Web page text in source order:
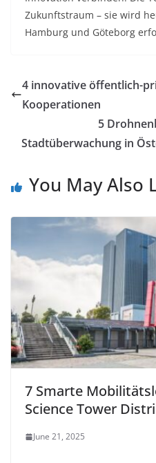
Zukunftstraum – sie wird
Hamburg und Göteborg
4 innovative öffentlich-
Kooperationen
5
Stadtüberwachung in
You May Also
7 Smarte
Science Tower
June 21, 2025